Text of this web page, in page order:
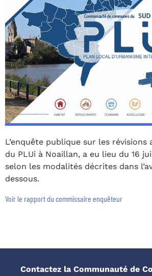
L’enquête publique sur les révisions
du PLUi à Noaillan, a eu lieu du 16
selon les modalités décrites dans
dessous.
Voir le rapport du commissaire enquêteur
Contactez la Communauté de